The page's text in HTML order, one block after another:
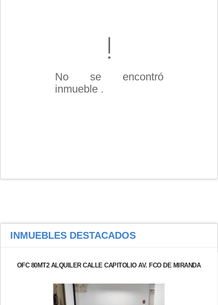
No se encontró
inmueble .
INMUEBLES DESTACADOS
OFC 80MT2 ALQUILER CALLE CAPITOLIO AV. FCO DE MIRANDA